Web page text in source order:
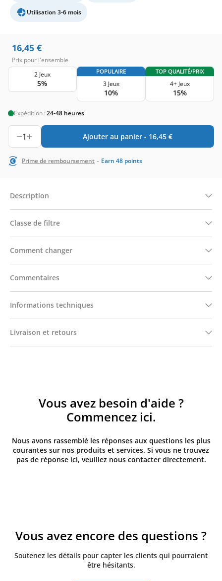
Utilisation 3-6 mois
16,45 €
Prix pour l'ensemble
2 Jeux
5%
POPULAIRE
3 Jeux
10%
TOP QUALITÉ/PRIX
4+ Jeux
15%
Expédition :24-48 heures
1 Ajouter au panier - 16,45 €
Prime de remboursement - Earn 48 points
Description
Classe de filtre
Comment changer
Commentaires
Informations techniques
Livraison et retours
Vous avez besoin d'aide ?
Commencez ici.
Nous avons rassemblé les réponses aux questions les plus
courantes sur nos produits et services. Si vous ne trouvez
pas de réponse ici, veuillez nous contacter directement.
Vous avez encore des questions ?
Soutenez les détails pour capter les clients qui pourraient
être hésitants.